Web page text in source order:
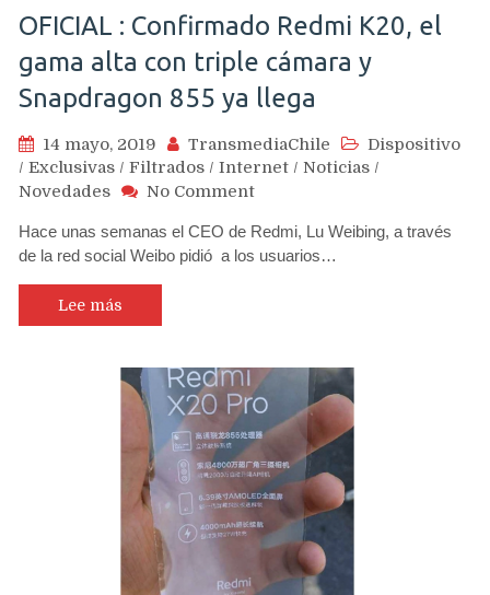
OFICIAL : Confirmado Redmi K20, el
gama alta con triple cámara y
Snapdragon 855 ya llega
14 mayo, 2019 TransmediaChile
Dispositivo
/ Exclusivas / Filtrados / Internet / Noticias /
Novedades
No Commenton
:
Confirmado
alta
con
triple
cámara
y
Snapdragon
855
ya
Hace unas semanas el CEO de Redmi, Lu Weibing, a través
de la red social Weibo pidió a los usuarios…
Lee más